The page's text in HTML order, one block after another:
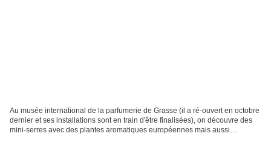
Au musée international de la parfumerie de Grasse (il a ré-ouvert en octobre
dernier et ses installations sont en train d'être finalisées), on découvre des
mini-serres avec des plantes aromatiques européennes mais aussi